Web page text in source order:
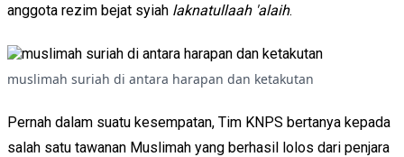
anggota rezim bejat syiah laknatullaah 'alaih.
muslimah suriah di antara harapan dan ketakutan
Pernah dalam suatu kesempatan, Tim KNPS bertanya kepada
salah satu tawanan Muslimah yang berhasil lolos dari penjara